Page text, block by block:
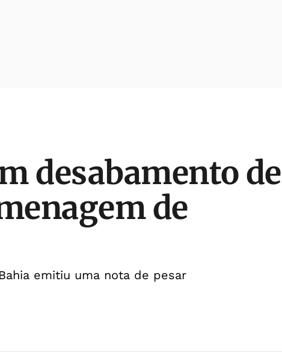
desabamento de
de
emitiu uma nota de pesar